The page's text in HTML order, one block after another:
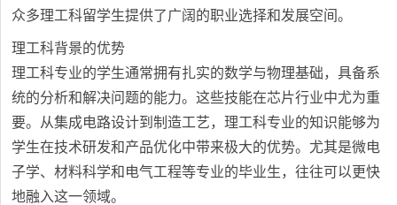
众多理工科留学生提供了广阔的职业选择和发展空间。
理工科背景的优势
理工科专业的学生通常拥有扎实的数学与物理基础，具备系
统的分析和解决问题的能力。这些技能在芯片行业中尤为重
要。从集成电路设计到制造工艺，理工科专业的知识能够为
学生在技术研发和产品优化中带来极大的优势。尤其是微电
子学、材料科学和电气工程等专业的毕业生，往往可以更快
地融入这一领域。